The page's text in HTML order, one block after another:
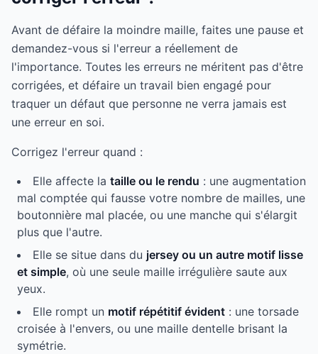
Avant de défaire la moindre maille, faites une pause et
demandez-vous si l'erreur a réellement de
l'importance. Toutes les erreurs ne méritent pas d'être
corrigées, et défaire un travail bien engagé pour
traquer un défaut que personne ne verra jamais est
une erreur en soi.
Corrigez l'erreur quand :
Elle affecte la taille ou le rendu : une augmentation
mal comptée qui fausse votre nombre de mailles, une
boutonnière mal placée, ou une manche qui s'élargit
plus que l'autre.
Elle se situe dans du jersey ou un autre motif lisse
et simple, où une seule maille irrégulière saute aux
yeux.
Elle rompt un motif répétitif évident : une torsade
croisée à l'envers, ou une maille dentelle brisant la
symétrie.